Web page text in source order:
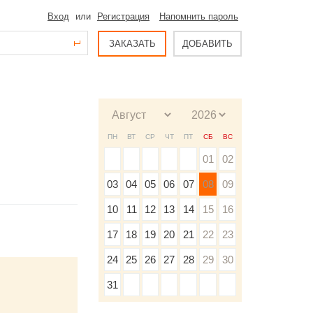
Вход или Регистрация Напомнить пароль
ЗАКАЗАТЬ ДОБАВИТЬ
ПН ВТ СР ЧТ ПТ СБ ВС
01 02
03 04 05 06 07 08 09
10 11 12 13 14 15 16
17 18 19 20 21 22 23
24 25 26 27 28 29 30
31